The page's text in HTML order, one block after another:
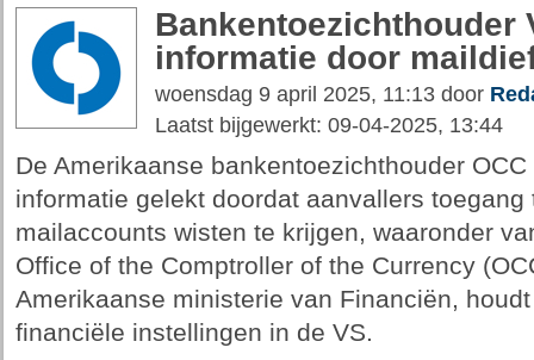
Bankentoezichthouder
informatie door
woensdag 9 april 2025, 11:13 door
Laatst bijgewerkt: 09-04-2025, 13:44
De Amerikaanse bankentoezichthouder
informatie gelekt doordat aanvallers
mailaccounts wisten te krijgen, waaronder
Office of the Comptroller of the Currency
Amerikaanse ministerie van Financiën,
financiële instellingen in de VS.